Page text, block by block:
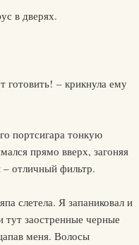
в дверях.
готовить! – крикнула ему
портсигара тонкую
прямо вверх, загоняя
отличный фильтр.
слетела. Я запаниковал и
заостренные черные
меня. Волосы